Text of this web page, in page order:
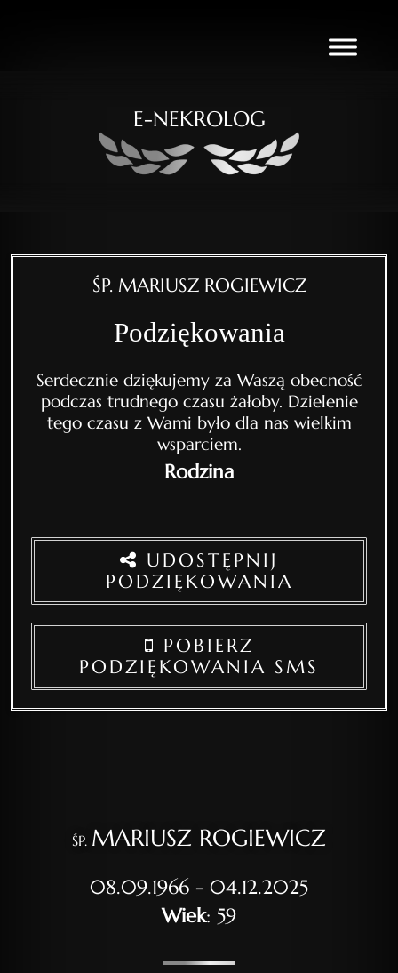
E-NEKROLOG
ŚP. MARIUSZ ROGIEWICZ
Podziękowania
Serdecznie dziękujemy za Waszą obecność
podczas trudnego czasu żałoby. Dzielenie
tego czasu z Wami było dla nas wielkim
wsparciem.
Rodzina
UDOSTĘPNIJ
PODZIĘKOWANIA
POBIERZ
PODZIĘKOWANIA SMS
ŚP. MARIUSZ ROGIEWICZ
08.09.1966 - 04.12.2025
Wiek: 59